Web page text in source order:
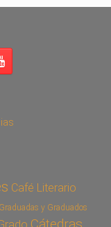
Café Literario
y Graduados
Cátedras